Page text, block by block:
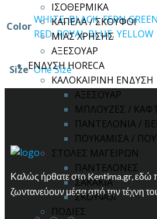
ΙΣΟΘΕΡΜΙΚΑ
ΚΑΠΕΛΑ / ΣΚΟΥΦΟΙ
ΜΙΑΣ ΧΡΗΣΗΣ
ΑΞΕΣΟΥΑΡ
ΕΝΔΥΣΗ HORECA
ΚΑΛΟΚΑΙΡΙΝΗ ΕΝΔΥΣΗ
ΑΞΕΣΟΥΑΡ
ΜΠΛΟΥΖΕΣ /
ΠΑΝΤΕΛΟΝΙΑ /
ΠΟΥΚΑΜΙΣΑ /
ΣΤΟΛΕΣ ΜΑΓΕΙΡΩΝ
ΠΑΝΤΕΛΟΝΕΣ
ΣΑΚΑΚΙΑ
ΣΚΟΥΦΟΙ
ΠΟΔΙΕΣ
Color
WHITE,BLACK,FERN GREEN
RED,ROYAL BLUE, YELLOW
Size One Size
Καλώς ήρθατε στο Kentima.gr, εδώ
ζωντανεύουν μέσα από την τέχνη